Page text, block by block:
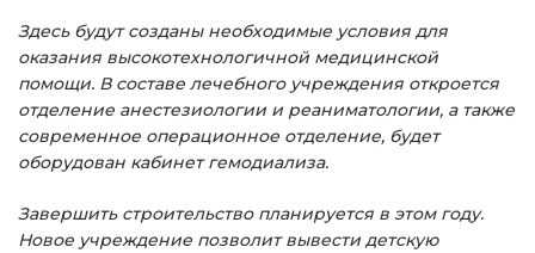
Здесь будут созданы необходимые условия для
оказания высокотехнологичной медицинской
помощи. В составе лечебного учреждения откроется
отделение анестезиологии и реаниматологии, а также
современное операционное отделение, будет
оборудован кабинет гемодиализа.
Завершить строительство планируется в этом году.
Новое учреждение позволит вывести детскую